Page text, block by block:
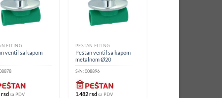
FITING
ventil sa kapom
rsd sa PDV
PEŠTAN FITING
Peštan ventil sa kapom
metalnom Ø20
S/N:008896
1.482rsd sa PDV